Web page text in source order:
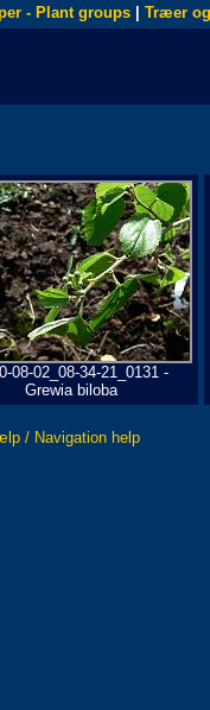
- Plant groups Træer
08-02_08-34-21_0131 -
Grewia biloba
/ Navigation help